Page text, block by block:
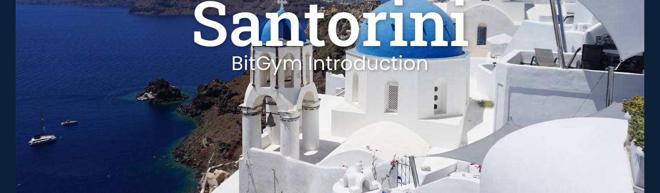
Santorini
BitGym Introduction